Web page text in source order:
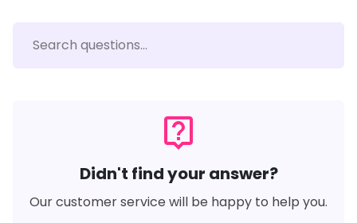
live_help
Didn't find your answer?
Our customer service will be happy to help you.